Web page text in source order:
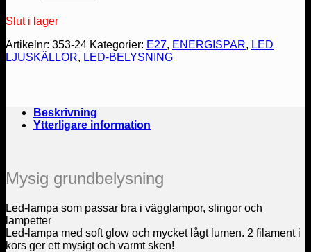
priset
var:
45 kr.
är:
22.50 kr.
Slut i lager
Artikelnr: 353-24 Kategorier: E27, ENERGISPAR, LED
LJUSKÄLLOR, LED-BELYSNING
Beskrivning
Ytterligare information
Mysig grundbelysning
Led-lampa som passar bra i vägglampor, slingor och
lampetter
Led-lampa med soft glow och mycket lågt lumen. 2 filament i
kors ger ett mysigt och varmt sken!